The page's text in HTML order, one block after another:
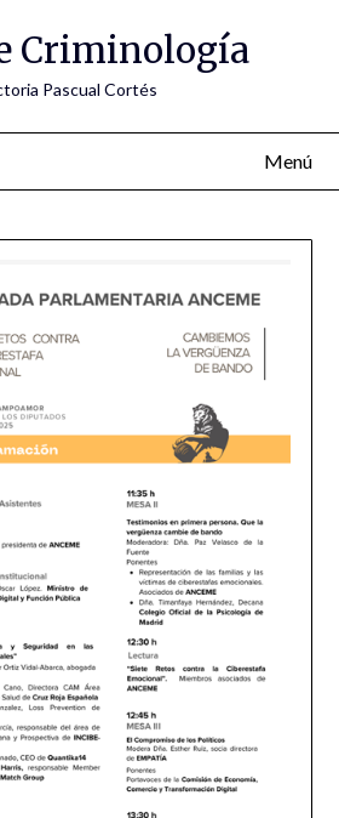
Criminología
Pascual Cortés
Menú